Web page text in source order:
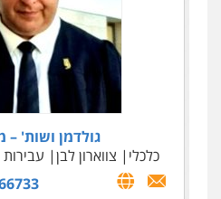
גולדמן ושות'
כלכלי
צווארון לבן